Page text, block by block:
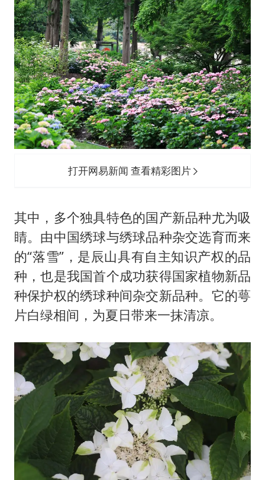
打开网易新闻 查看精彩图片
其中，多个独具特色的国产新品种尤为吸
睛。由中国绣球与绣球品种杂交选育而来
的“落雪”，是辰山具有自主知识产权的品
种，也是我国首个成功获得国家植物新品
种保护权的绣球种间杂交新品种。它的萼
片白绿相间，为夏日带来一抹清凉。